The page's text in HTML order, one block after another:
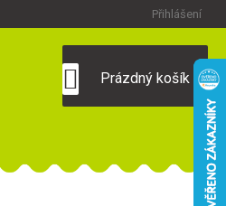
Přihlášení
KOŠÍK
Prázdný košík